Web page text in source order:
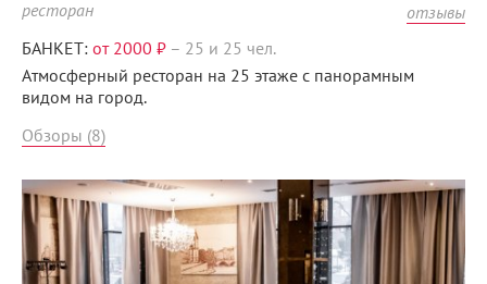
ресторан
отзывы
БАНКЕТ: от 2000 ₽ – 25 и 25 чел.
Атмосферный ресторан на 25 этаже с панорамным
видом на город.
Обзоры (8)
Menunsk.ru